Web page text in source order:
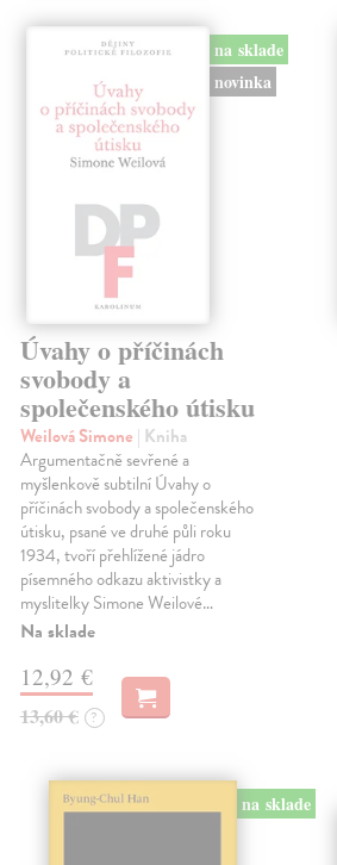
na sklade
novinka
Úvahy o příčinách
svobody a
společenského útisku
Weilová Simone | Kniha
Argumentačně sevřené a
myšlenkově subtilní Úvahy o
příčinách svobody a společenského
útisku, psané ve druhé půli roku
1934, tvoří přehlížené jádro
písemného odkazu aktivistky a
myslitelky Simone Weilové…
Na sklade
12,92 €
13,60 € ?
na sklade